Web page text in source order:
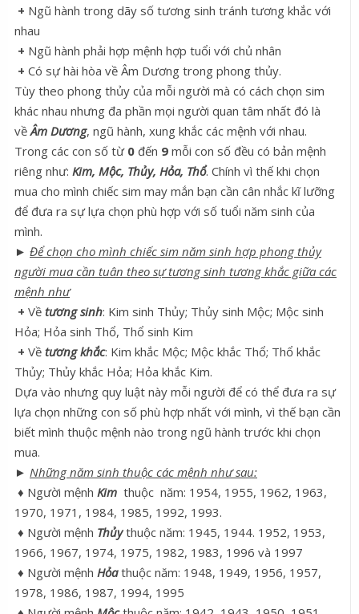
+ Ngũ hành trong dãy số tương sinh tránh tương khắc với
nhau
+ Ngũ hành phải hợp mệnh hợp tuổi với chủ nhân
+ Có sự hài hòa về Âm Dương trong phong thủy.
Tùy theo phong thủy của mỗi người mà có cách chọn sim
khác nhau nhưng đa phần mọi người quan tâm nhất đó là
vềÂm Dương, ngũ hành, xung khắc các mệnh với nhau.
Trong các con số từ 0 đến 9 mỗi con số đều có bản mệnh
riêng như: Kim, Mộc, Thủy, Hỏa, Thổ. Chính vì thế khi chọn
mua cho mình chiếc sim may mắn bạn cần cân nhắc kĩ lưỡng
để đưa ra sự lựa chọn phù hợp với số tuổi năm sinh của
mình.
► Để chọn cho mình chiếc sim năm sinh hợp phong thủy
người mua cần tuân theo sự tương sinh tương khắc giữa các
mệnh như
+ Về tương sinh: Kim sinh Thủy; Thủy sinh Mộc; Mộc sinh
Hỏa; Hỏa sinh Thổ, Thổ sinh Kim
+ Về tương khắc: Kim khắc Mộc; Mộc khắc Thổ; Thổ khắc
Thủy; Thủy khắc Hỏa; Hỏa khắc Kim.
Dựa vào nhưng quy luật này mỗi người để có thể đưa ra sự
lựa chọn những con số phù hợp nhất với mình, vì thế bạn cần
biết mình thuộc mệnh nào trong ngũ hành trước khi chọn
mua.
► Những năm sinh thuộc các mệnh như sau:
♦ Người mệnh Kim thuộc năm: 1954, 1955, 1962, 1963,
1970, 1971, 1984, 1985, 1992, 1993.
♦ Người mệnh Thủythuộc năm: 1945, 1944. 1952, 1953,
1966, 1967, 1974, 1975, 1982, 1983, 1996 và 1997
♦ Người mệnh Hỏathuộc năm: 1948, 1949, 1956, 1957,
1978, 1986, 1987, 1994, 1995